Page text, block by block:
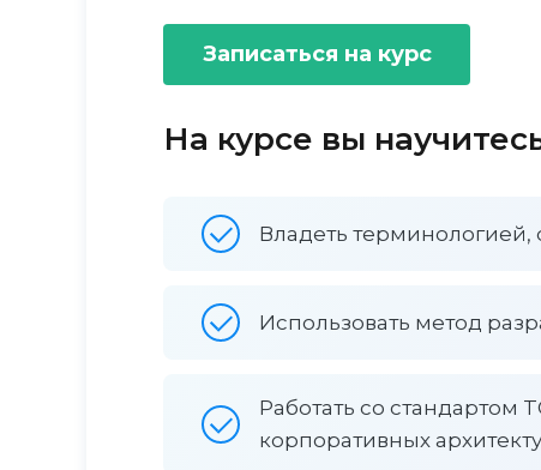
Записаться на курс
На курсе вы
Владеть терминологией,
Использовать метод
Работать со стандартом
корпоративных